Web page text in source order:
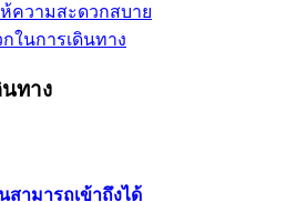
ห้ความสะดวกสบาย
กในการเดินทาง
ทาง
สามารถเข้าถึงได้